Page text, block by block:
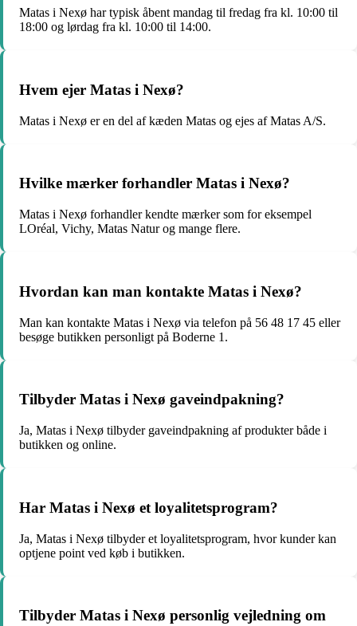
Matas i Nexø har typisk åbent mandag til fredag fra kl. 10:00 til
18:00 og lørdag fra kl. 10:00 til 14:00.
Hvem ejer Matas i Nexø?
Matas i Nexø er en del af kæden Matas og ejes af Matas A/S.
Hvilke mærker forhandler Matas i Nexø?
Matas i Nexø forhandler kendte mærker som for eksempel
LOréal, Vichy, Matas Natur og mange flere.
Hvordan kan man kontakte Matas i Nexø?
Man kan kontakte Matas i Nexø via telefon på 56 48 17 45 eller
besøge butikken personligt på Boderne 1.
Tilbyder Matas i Nexø gaveindpakning?
Ja, Matas i Nexø tilbyder gaveindpakning af produkter både i
butikken og online.
Har Matas i Nexø et loyalitetsprogram?
Ja, Matas i Nexø tilbyder et loyalitetsprogram, hvor kunder kan
optjene point ved køb i butikken.
Tilbyder Matas i Nexø personlig vejledning om